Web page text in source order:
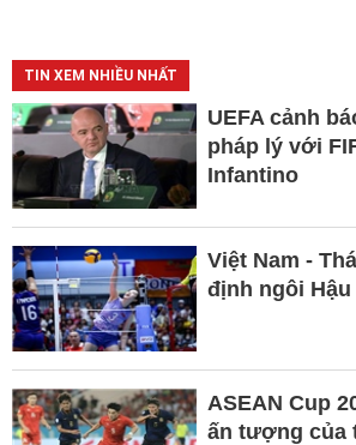
TIN XEM NHIỀU NHẤT
UEFA cảnh
pháp lý với
Infantino
Việt Nam -
định ngôi Hậu
ASEAN Cup
ấn tượng của